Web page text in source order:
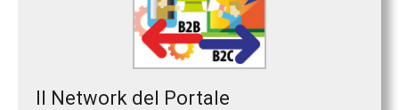
Il Network del Portale